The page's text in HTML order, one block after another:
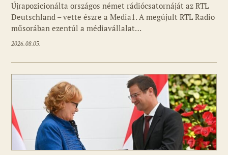
Fotó: media1.hu
Újrapozicionálta országos német rádiócsatornáját az RTL
Deutschland – vette észre a Media1. A megújult RTL Radio
műsorában ezentúl a médiavállalat…
2026.08.05.